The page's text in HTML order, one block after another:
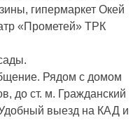
гипермаркет Окей
«Прометей» ТРК
Рядом с домом
до ст. м. Гражданский
выезд на КАД и